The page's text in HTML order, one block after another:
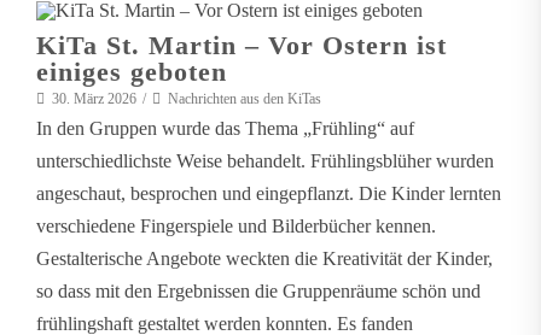
KiTa St. Martin – Vor Ostern ist
einiges geboten
30. März 2026 Nachrichten aus den KiTas
In den Gruppen wurde das Thema „Frühling“ auf
unterschiedlichste Weise behandelt. Frühlingsblüher wurden
angeschaut, besprochen und eingepflanzt. Die Kinder lernten
verschiedene Fingerspiele und Bilderbücher kennen.
Gestalterische Angebote weckten die Kreativität der Kinder,
so dass mit den Ergebnissen die Gruppenräume schön und
frühlingshaft gestaltet werden konnten. Es fanden